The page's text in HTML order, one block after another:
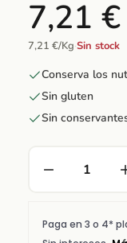
7,21 €
7,21 €/Kg·Sin stock
Conserva los
Sin gluten
Sin